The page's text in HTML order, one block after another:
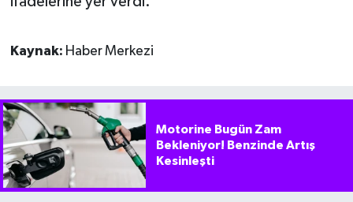
Kaynak: Haber Merkezi
Motorine Bugün Zam
Bekleniyor! Benzinde Artış
Kesinleşti